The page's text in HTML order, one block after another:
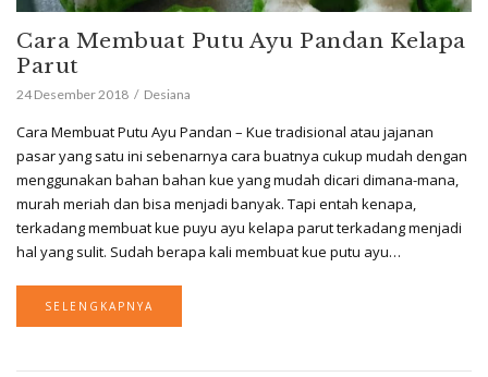
Cara Membuat Putu Ayu Pandan Kelapa
Parut
24 Desember 2018 Desiana
Cara Membuat Putu Ayu Pandan – Kue tradisional atau jajanan
pasar yang satu ini sebenarnya cara buatnya cukup mudah dengan
menggunakan bahan bahan kue yang mudah dicari dimana-mana,
murah meriah dan bisa menjadi banyak. Tapi entah kenapa,
terkadang membuat kue puyu ayu kelapa parut terkadang menjadi
hal yang sulit. Sudah berapa kali membuat kue putu ayu…
SELENGKAPNYA